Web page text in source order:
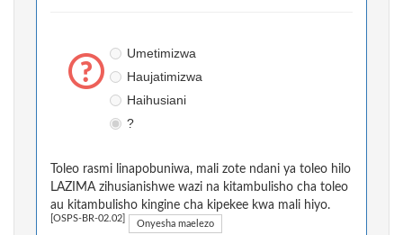
Umetimizwa
Haujatimizwa
Haihusiani
?
Toleo rasmi linapobuniwa, mali zote ndani ya toleo hilo
LAZIMA zihusianishwe wazi na kitambulisho cha toleo
au kitambulisho kingine cha kipekee kwa mali hiyo.
[OSPS-BR-02.02] Onyesha maelezo